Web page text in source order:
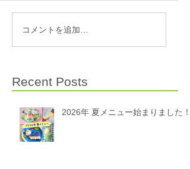
コメントを追加…
Recent Posts
2026年 夏メニュー始まりました！